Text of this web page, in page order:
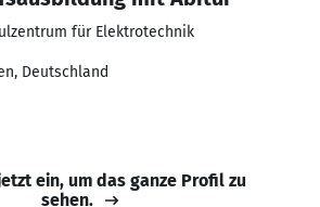
für Elektrotechnik
Deutschland
ein, um das ganze Profil zu
sehen.